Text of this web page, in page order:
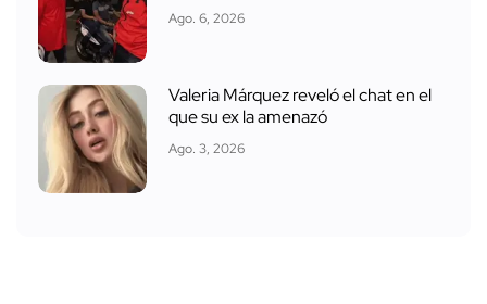
Ago. 6, 2026
Valeria Márquez reveló el chat en el
que su ex la amenazó
Ago. 3, 2026